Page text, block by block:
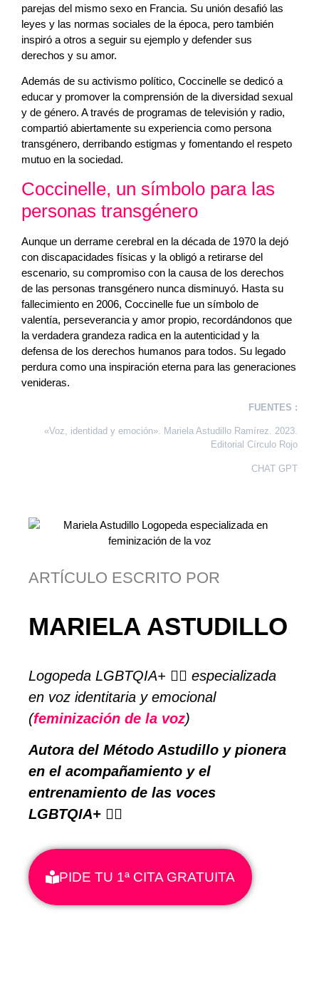
parejas del mismo sexo en Francia. Su unión desafió las
leyes y las normas sociales de la época, pero también
inspiró a otros a seguir su ejemplo y defender sus
derechos y su amor.
Además de su activismo político, Coccinelle se dedicó a
educar y promover la comprensión de la diversidad sexual
y de género. A través de programas de televisión y radio,
compartió abiertamente su experiencia como persona
transgénero, derribando estigmas y fomentando el respeto
mutuo en la sociedad.
Coccinelle, un símbolo para las
personas transgénero
Aunque un derrame cerebral en la década de 1970 la dejó
con discapacidades físicas y la obligó a retirarse del
escenario, su compromiso con la causa de los derechos
de las personas transgénero nunca disminuyó. Hasta su
fallecimiento en 2006, Coccinelle fue un símbolo de
valentía, perseverancia y amor propio, recordándonos que
la verdadera grandeza radica en la autenticidad y la
defensa de los derechos humanos para todos. Su legado
perdura como una inspiración eterna para las generaciones
venideras.
FUENTES :
«Voz, identidad y emoción». Mariela Astudillo Ramírez. 2023.
Editorial Círculo Rojo
CHAT GPT
ARTÍCULO ESCRITO POR
MARIELA ASTUDILLO
Logopeda LGBTQIA+ 🏳️‍🌈 especializada
en voz identitaria y emocional
(feminización de la voz)
Autora del Método Astudillo y pionera
en el acompañamiento y el
entrenamiento de las voces
LGBTQIA+ 🏳️‍🌈
PIDE TU 1ª CITA GRATUITA